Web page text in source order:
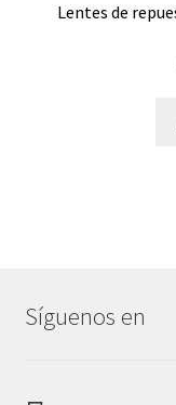
Lentes de
Síguenos en